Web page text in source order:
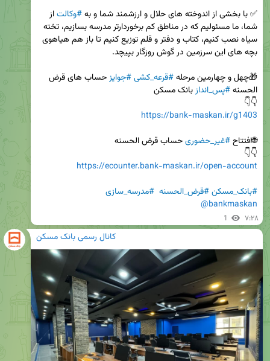
✅ با بخشی از اندوخته های حلال و ارزشمند شما و به #وکالت
🎁چهل و چهارمین مرحله #قرعه_کشی#جوایز
الحسنه #پس_انداز
👇👇
https://bank-maskan.ir/g1403
🌐افتتاح #غیر_حضوری
👇👇
https://ecounter.bank-maskan.ir/open-account
#بانک_مسکن#قرض_الحسنه #مدرسه_سازی
@bankmaskan
1 ۷:۲۸
کانال رسمی بانک مسکن